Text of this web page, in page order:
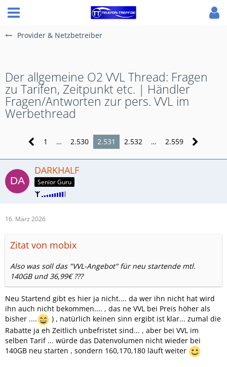
Provider & Netzbetreiber
Der allgemeine O2 VVL Thread: Fragen
zu Tarifen, Zeitpunkt etc. | Händler
Fragen/Antworten zur pers. VVL im
Werbethread
1 … 2.530 2.531 2.532 … 2.559
DARKHALF
Senior Guru
16. März 2026
Zitat von mobix
Also was soll das "VVL-Angebot" für neu startende mtl.
140GB und 36,99€ ???
Neu Startend gibt es hier ja nicht.... da wer ihn nicht hat wird
ihn auch nicht bekommen.... , das ne VVL bei Preis höher als
bisher ....
) , natürlich keinen sinn ergibt ist klar... zumal die
Rabatte ja eh Zeitlich unbefristet sind... , aber bei VVL im
selben Tarif ... würde das Datenvolumen nicht wieder bei
140GB neu starten , sondern 160,170,180 läuft weiter